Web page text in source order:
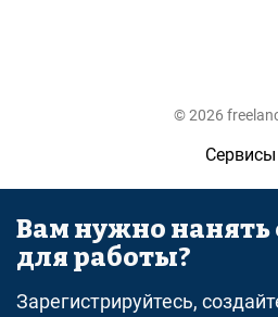
© 2026
Сервисы
Помощь
Поиск
Вам нужно
для работы?
Зарегистрируйтесь,